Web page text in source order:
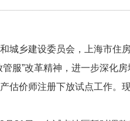
城乡建设委员会，上海市住
管服”改革精神，进一步深化
估价师注册下放试点工作。